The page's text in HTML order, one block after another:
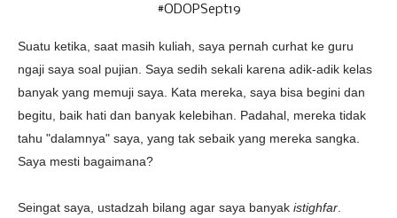
#ODOPSept19
Suatu ketika, saat masih kuliah, saya pernah curhat ke guru
ngaji saya soal pujian. Saya sedih sekali karena adik-adik kelas
banyak yang memuji saya. Kata mereka, saya bisa begini dan
begitu, baik hati dan banyak kelebihan. Padahal, mereka tidak
tahu "dalamnya" saya, yang tak sebaik yang mereka sangka.
Saya mesti bagaimana?
Seingat saya, ustadzah bilang agar saya banyak istighfar